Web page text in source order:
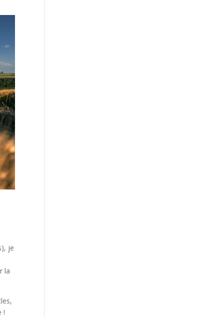
je
la
!